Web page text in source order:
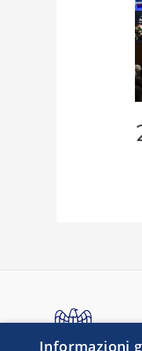
Informazioni